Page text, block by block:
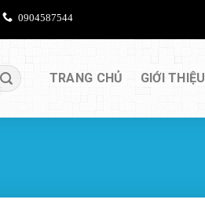
0904587544
TRANG CHỦ GIỚI THIỆU